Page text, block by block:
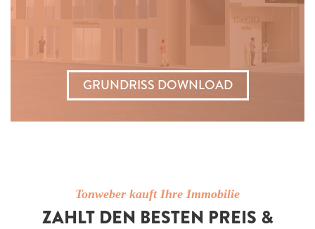
GRUNDRISS DOWNLOAD
Tonweber kauft Ihre Immobilie
ZAHLT DEN BESTEN PREIS &